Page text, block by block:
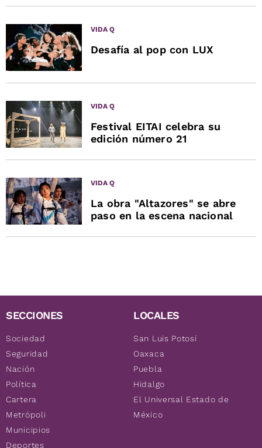
VIDA Q
Desafía al pop con LUX
VIDA Q
Festival EITAI celebra su
edición número 21
VIDA Q
La obra "Altazores" se abre
paso en la escena nacional
SECCIONES
Sociedad
Seguridad
Nación
Política
Cartera
Metrópoli
Municipios
Deportes
LOCALES
San Luis Potosí
Oaxaca
Puebla
Hidalgo
El Universal Estado de
México